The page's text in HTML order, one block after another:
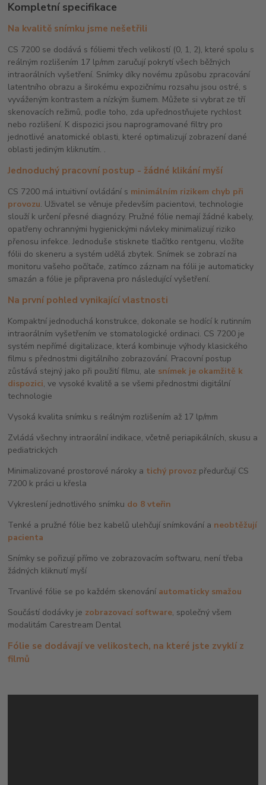
Kompletní specifikace
Na kvalitě snímku jsme nešetřili
CS 7200 se dodává s fóliemi třech velikostí (0, 1, 2), které spolu s
reálným rozlišením 17 lp/mm zaručují pokrytí všech běžných
intraorálních vyšetření. Snímky díky novému způsobu zpracování
latentního obrazu a širokému expozičnímu rozsahu jsou ostré, s
vyváženým kontrastem a nízkým šumem. Můžete si vybrat ze tří
skenovacích režimů, podle toho, zda upřednostňujete rychlost
nebo rozlišení. K dispozici jsou naprogramované filtry pro
jednotlivé anatomické oblasti, které optimalizují zobrazení dané
oblasti jediným kliknutím. .
Jednoduchý pracovní postup - žádné klikání myší
CS 7200 má intuitivní ovládání s minimálním rizikem chyb při
provozu. Uživatel se věnuje především pacientovi, technologie
slouží k určení přesné diagnózy. Pružné fólie nemají žádné kabely,
opatřeny ochrannými hygienickými návleky minimalizují riziko
přenosu infekce. Jednoduše stisknete tlačítko rentgenu, vložíte
fólii do skeneru a systém udělá zbytek. Snímek se zobrazí na
monitoru vašeho počítače, zatímco záznam na fólii je automaticky
smazán a fólie je připravena pro následující vyšetření.
Na první pohled vynikající vlastnosti
Kompaktní jednoduchá konstrukce, dokonale se hodící k rutinním
intraorálním vyšetřením ve stomatologické ordinaci. CS 7200 je
systém nepřímé digitalizace, která kombinuje výhody klasického
filmu s přednostmi digitálního zobrazování. Pracovní postup
zůstává stejný jako při použití filmu, ale snímek je okamžitě k
dispozici, ve vysoké kvalitě a se všemi přednostmi digitální
technologie
Vysoká kvalita snímku s reálným rozlišením až 17 lp/mm
Zvládá všechny intraorální indikace, včetně periapikálních, skusu a
pediatrických
Minimalizované prostorové nároky a tichý provoz předurčují CS
7200 k práci u křesla
Vykreslení jednotlivého snímku do 8 vteřin
Tenké a pružné fólie bez kabelů ulehčují snímkování a neobtěžují
pacienta
Snímky se pořizují přímo ve zobrazovacím softwaru, není třeba
žádných kliknutí myší
Trvanlivé fólie se po každém skenování automaticky smažou
Součástí dodávky je zobrazovací software, společný všem
modalitám Carestream Dental
Fólie se dodávají ve velikostech, na které jste zvyklí z
filmů